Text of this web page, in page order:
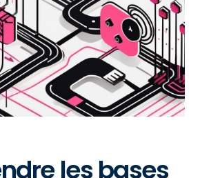
les bases